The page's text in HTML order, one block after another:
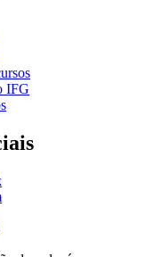
IFG